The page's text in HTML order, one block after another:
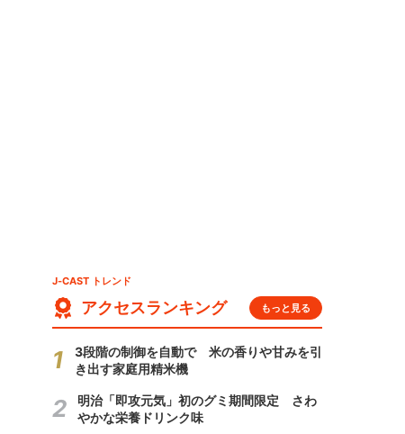
J-CAST トレンド
アクセスランキング もっと見る
3段階の制御を自動で 米の香りや甘みを引
き出す家庭用精米機
明治「即攻元気」初のグミ期間限定 さわ
やかな栄養ドリンク味